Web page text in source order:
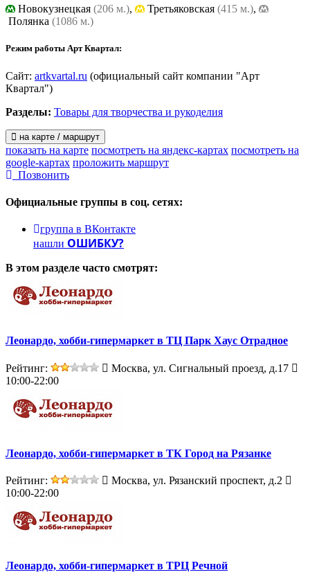
Новокузнецкая (206 м.), Третьяковская (415 м.),
Полянка (1086 м.)
Режим работы Арт Квартал:
Сайт: artkvartal.ru (официальный сайт компании "Арт
Квартал")
Разделы: Товары для творчества и рукоделия
на карте / маршрут
показать на карте посмотреть на яндекс-картах посмотреть на
google-картах проложить маршрут
Позвонить
Официальные группы в соц. сетях:
группа в ВКонтакте
нашли ОШИБКУ?
В этом разделе часто смотрят:
Леонардо, хобби-гипермаркет в ТЦ Парк Хаус Отрадное
Рейтинг:
Москва, ул. Сигнальный проезд, д.17
10:00-22:00
Леонардо, хобби-гипермаркет в ТК Город на Рязанке
Рейтинг:
Москва, ул. Рязанский проспект, д.2
10:00-22:00
Леонардо, хобби-гипермаркет в ТРЦ Речной